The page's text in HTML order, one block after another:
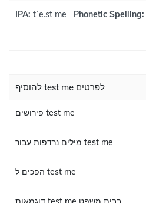
IPA: tˈe.st me Phonetic Spelling:
להוסיף test me לפרטים
פירושים test me
מילים נרדפות עבור test me
הפכים ל test me